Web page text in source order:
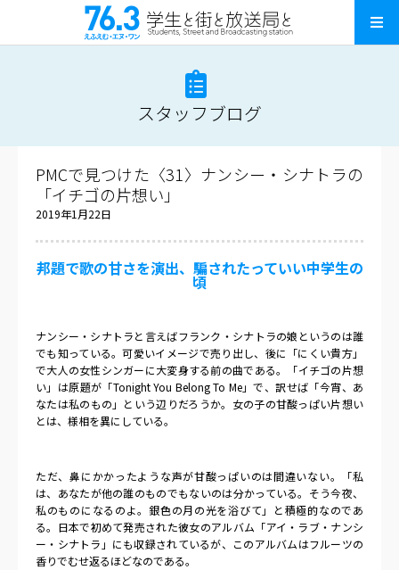
スタッフブログ
PMCで見つけた〈31〉ナンシー・シナトラの
「イチゴの片想い」
2019年1月22日
邦題で歌の甘さを演出、騙されたっていい中学生の
頃
ナンシー・シナトラと言えばフランク・シナトラの娘というのは誰
でも知っている。可愛いイメージで売り出し、後に「にくい貴方」
で大人の女性シンガーに大変身する前の曲である。「イチゴの片想
い」は原題が「Tonight You Belong To Me」で、訳せば「今宵、あ
なたは私のもの」という辺りだろうか。女の子の甘酸っぱい片想い
とは、様相を異にしている。
ただ、鼻にかかったような声が甘酸っぱいのは間違いない。「私
は、あなたが他の誰のものでもないのは分かっている。そう今夜、
私のものになるのよ。銀色の月の光を浴びて」と積極的なのであ
る。日本で初めて発売された彼女のアルバム「アイ・ラブ・ナンシ
ー・シナトラ」にも収録されているが、このアルバムはフルーツの
香りでむせ返るほどなのである。